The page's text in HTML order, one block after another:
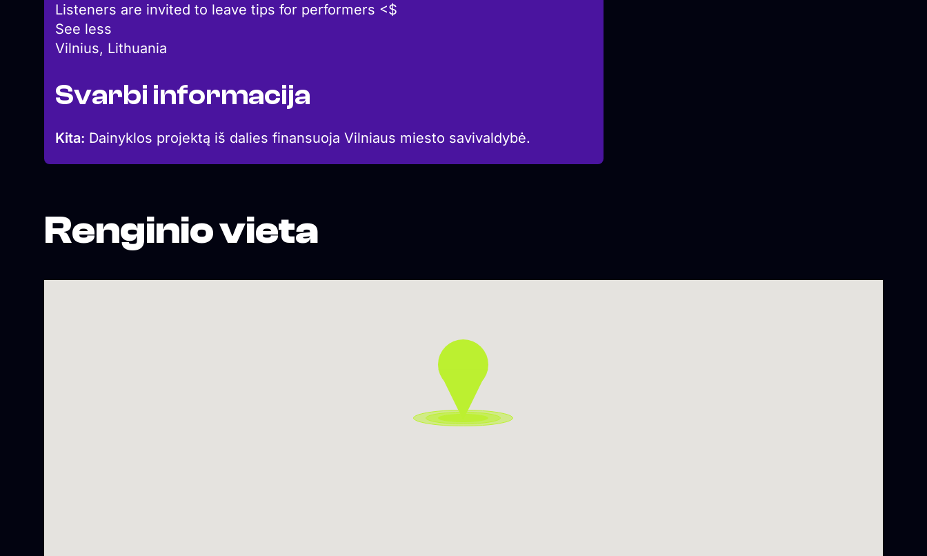
Listeners are invited to leave tips for performers <$
See less
Vilnius, Lithuania
Svarbi informacija
Kita: Dainyklos projektą iš dalies finansuoja Vilniaus miesto savivaldybė.
Renginio vieta